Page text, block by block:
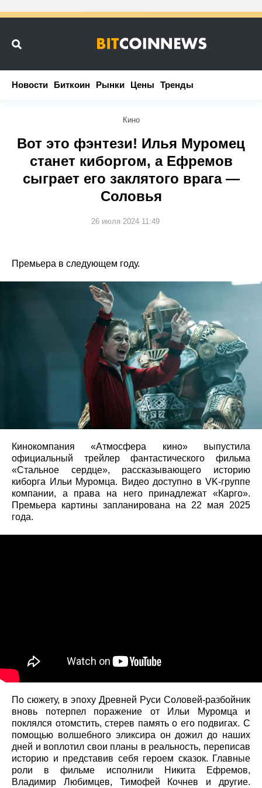
Новости Биткоин Рынки Цены Тренды
Новости Биткоин Рынки Цены Тренды
Кино
Вот это фэнтези! Илья Муромец
станет киборгом, а Ефремов
сыграет его заклятого врага —
Соловья
26 июля 2024 11:49
Премьера в следующем году.
Кинокомпания «Атмосфера кино» выпустила
официальный трейлер фантастического фильма
«Стальное сердце», рассказывающего историю
киборга Ильи Муромца. Видео доступно в VK-группе
компании, а права на него принадлежат «Карго».
Премьера картины запланирована на 22 мая 2025
года.
По сюжету, в эпоху Древней Руси Соловей-разбойник
вновь потерпел поражение от Ильи Муромца и
поклялся отомстить, стерев память о его подвигах. С
помощью волшебного эликсира он дожил до наших
дней и воплотил свои планы в реальность, переписав
историю и представив себя героем сказок. Главные
роли в фильме исполнили Никита Ефремов,
Владимир Любимцев, Тимофей Кочнев и другие.